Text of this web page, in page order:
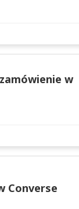
w
Converse